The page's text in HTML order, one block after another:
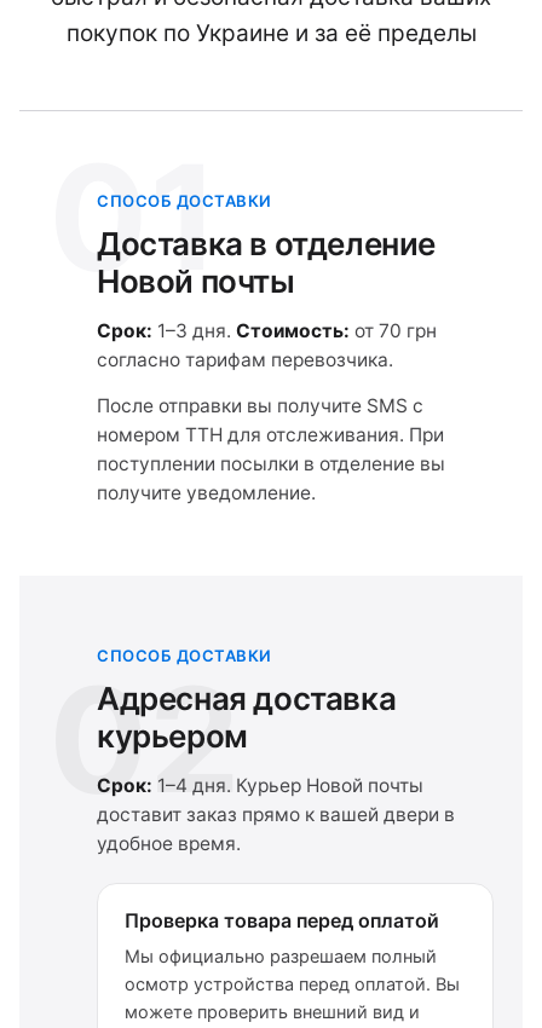
покупок по Украине и за её пределы
01
СПОСОБ ДОСТАВКИ
Доставка в отделение
Новой почты
Срок: 1–3 дня. Стоимость: от 70 грн
согласно тарифам перевозчика.
После отправки вы получите SMS с
номером ТТН для отслеживания. При
поступлении посылки в отделение вы
получите уведомление.
02
СПОСОБ ДОСТАВКИ
Адресная доставка
курьером
Срок: 1–4 дня. Курьер Новой почты
доставит заказ прямо к вашей двери в
удобное время.
Проверка товара перед оплатой
Мы официально разрешаем полный
осмотр устройства перед оплатой. Вы
можете проверить внешний вид и